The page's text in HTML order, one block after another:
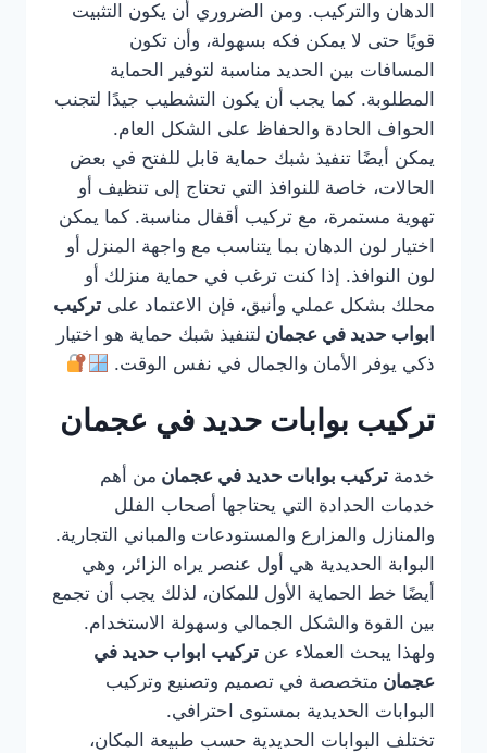
الدهان والتركيب. ومن الضروري أن يكون التثبيت
قويًا حتى لا يمكن فكه بسهولة، وأن تكون
المسافات بين الحديد مناسبة لتوفير الحماية
المطلوبة. كما يجب أن يكون التشطيب جيدًا لتجنب
الحواف الحادة والحفاظ على الشكل العام.
يمكن أيضًا تنفيذ شبك حماية قابل للفتح في بعض
الحالات، خاصة للنوافذ التي تحتاج إلى تنظيف أو
تهوية مستمرة، مع تركيب أقفال مناسبة. كما يمكن
اختيار لون الدهان بما يتناسب مع واجهة المنزل أو
لون النوافذ. إذا كنت ترغب في حماية منزلك أو
محلك بشكل عملي وأنيق، فإن الاعتماد على تركيب
ابواب حديد في عجمان لتنفيذ شبك حماية هو اختيار
ذكي يوفر الأمان والجمال في نفس الوقت.
تركيب بوابات حديد في عجمان
خدمة تركيب بوابات حديد في عجمان من أهم
خدمات الحدادة التي يحتاجها أصحاب الفلل
والمنازل والمزارع والمستودعات والمباني التجارية.
البوابة الحديدية هي أول عنصر يراه الزائر، وهي
أيضًا خط الحماية الأول للمكان، لذلك يجب أن تجمع
بين القوة والشكل الجمالي وسهولة الاستخدام.
ولهذا يبحث العملاء عن تركيب ابواب حديد في
عجمان متخصصة في تصميم وتصنيع وتركيب
البوابات الحديدية بمستوى احترافي.
تختلف البوابات الحديدية حسب طبيعة المكان،